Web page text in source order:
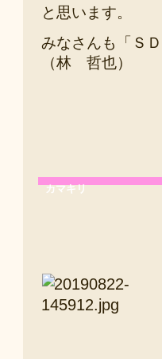
と思います。
みなさんも「Ｓ
（林 哲也）
カマキリ